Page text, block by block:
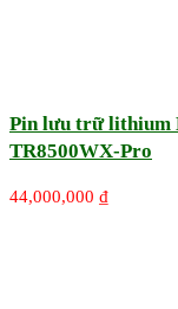
Pin lưu trữ lithium
TR8500WX-Pro
44,000,000 ₫